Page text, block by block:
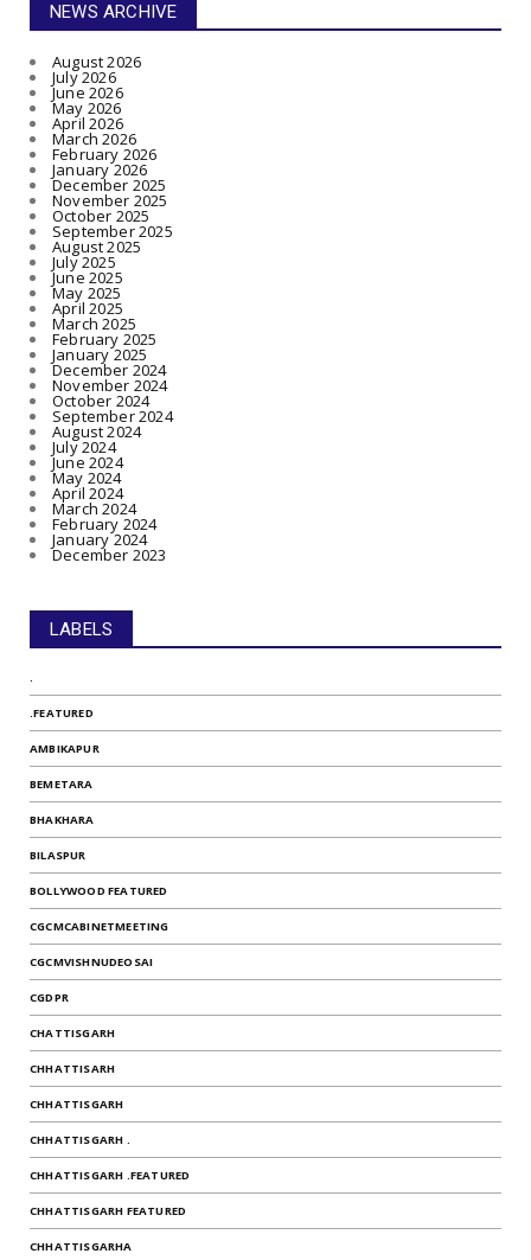
NEWS ARCHIVE
August 2026
July 2026
June 2026
May 2026
April 2026
March 2026
February 2026
January 2026
December 2025
November 2025
October 2025
September 2025
August 2025
July 2025
June 2025
May 2025
April 2025
March 2025
February 2025
January 2025
December 2024
November 2024
October 2024
September 2024
August 2024
July 2024
June 2024
May 2024
April 2024
March 2024
February 2024
January 2024
December 2023
LABELS
.
.FEATURED
AMBIKAPUR
BEMETARA
BHAKHARA
BILASPUR
BOLLYWOOD FEATURED
CGCMCABINETMEETING
CGCMVISHNUDEOSAI
CGDPR
CHATTISGARH
CHHATTISARH
CHHATTISGARH
CHHATTISGARH .
CHHATTISGARH .FEATURED
CHHATTISGARH FEATURED
CHHATTISGARHA